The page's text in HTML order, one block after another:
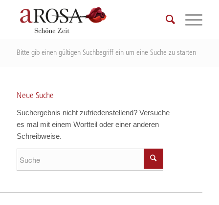
Bitte gib einen gültigen Suchbegriff ein um eine Suche zu starten
Neue Suche
Suchergebnis nicht zufriedenstellend? Versuche
es mal mit einem Wortteil oder einer anderen
Schreibweise.